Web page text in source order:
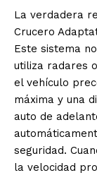
La verdadera
Crucero
Este sistema
utiliza radares
el vehículo
máxima y una
auto de
seguridad.
la velocidad